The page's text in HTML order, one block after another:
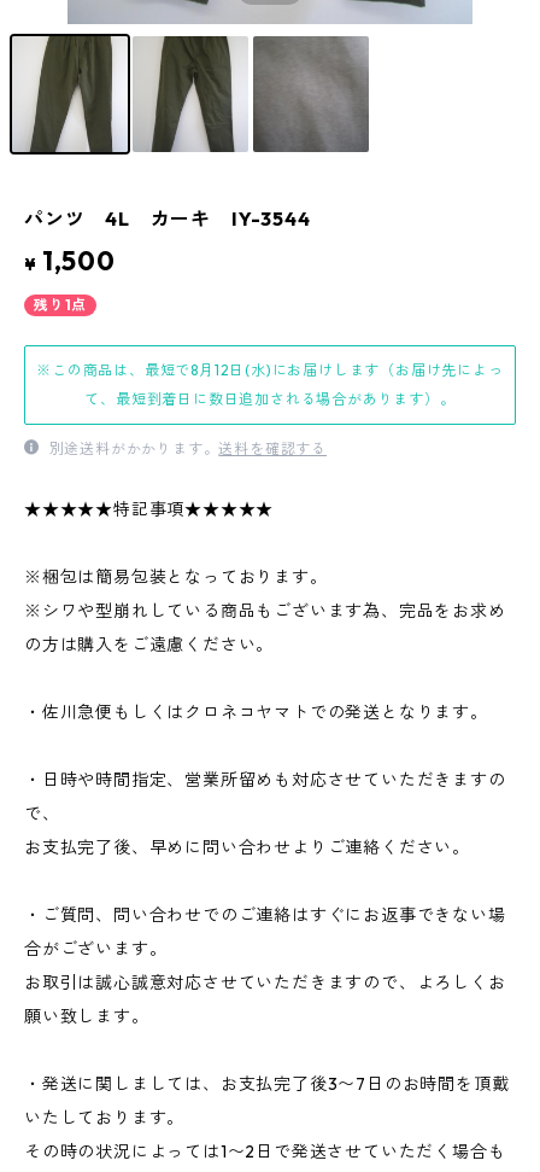
パンツ 4L カーキ IY-3544
¥ 1,500
残り1点
※この商品は、最短で8月12日(水)にお届けします（お届け先によっ
て、最短到着日に数日追加される場合があります）。
別途送料がかかります。送料を確認する
★★★★★特記事項★★★★★
※梱包は簡易包装となっております。
※シワや型崩れしている商品もございます為、完品をお求め
の方は購入をご遠慮ください。
・佐川急便もしくはクロネコヤマトでの発送となります。
・日時や時間指定、営業所留めも対応させていただきますの
で、
お支払完了後、早めに問い合わせよりご連絡ください。
・ご質問、問い合わせでのご連絡はすぐにお返事できない場
合がございます。
お取引は誠心誠意対応させていただきますので、よろしくお
願い致します。
・発送に関しましては、お支払完了後3〜7日のお時間を頂戴
いたしております。
その時の状況によっては1〜2日で発送させていただく場合も